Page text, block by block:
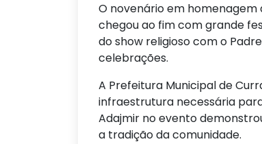
O novenário em homenagem
chegou ao fim com grande
do show religioso com o
celebrações.
A Prefeitura Municipal de
infraestrutura necessária
Adajmir no evento
a tradição da comunidade.